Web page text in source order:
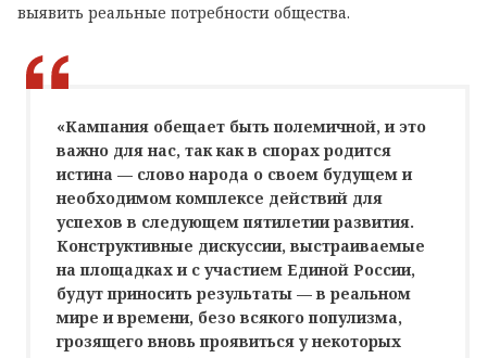
выявить реальные потребности общества.
«Кампания обещает быть полемичной, и это
важно для нас, так как в спорах родится
истина — слово народа о своем будущем и
необходимом комплексе действий для
успехов в следующем пятилетии развития.
Конструктивные дискуссии, выстраиваемые
на площадках и с участием Единой России,
будут приносить результаты — в реальном
мире и времени, безо всякого популизма,
грозящего вновь проявиться у некоторых